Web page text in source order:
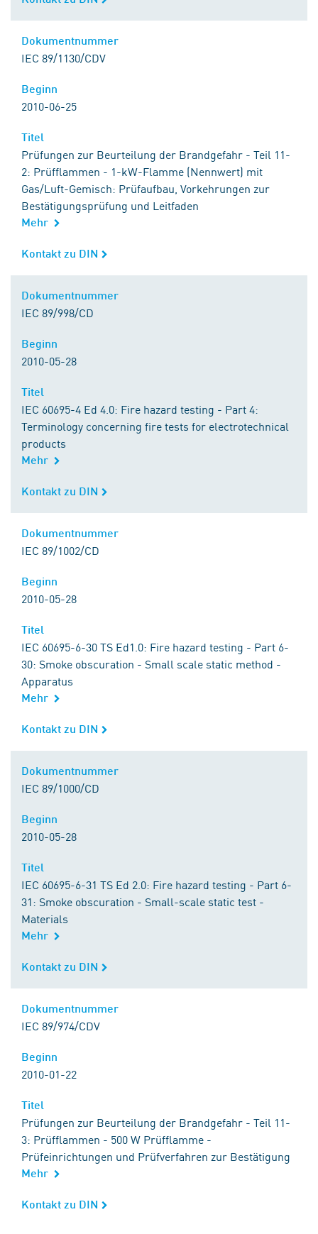
Dokumentnummer
IEC 89/1130/CDV
Beginn
2010-06-25
Titel
Prüfungen zur Beurteilung der Brandgefahr - Teil 11-
2: Prüfflammen - 1-kW-Flamme (Nennwert) mit
Gas/Luft-Gemisch: Prüfaufbau, Vorkehrungen zur
Bestätigungsprüfung und Leitfaden
Mehr
Kontakt zu DIN
Kontakt zu DIN
Dokumentnummer
IEC 89/998/CD
Beginn
2010-05-28
Titel
IEC 60695-4 Ed 4.0: Fire hazard testing - Part 4:
Terminology concerning fire tests for electrotechnical
products
Mehr
Kontakt zu DIN
Kontakt zu DIN
Dokumentnummer
IEC 89/1002/CD
Beginn
2010-05-28
Titel
IEC 60695-6-30 TS Ed1.0: Fire hazard testing - Part 6-
30: Smoke obscuration - Small scale static method -
Apparatus
Mehr
Kontakt zu DIN
Kontakt zu DIN
Dokumentnummer
IEC 89/1000/CD
Beginn
2010-05-28
Titel
IEC 60695-6-31 TS Ed 2.0: Fire hazard testing - Part 6-
31: Smoke obscuration - Small-scale static test -
Materials
Mehr
Kontakt zu DIN
Kontakt zu DIN
Dokumentnummer
IEC 89/974/CDV
Beginn
2010-01-22
Titel
Prüfungen zur Beurteilung der Brandgefahr - Teil 11-
3: Prüfflammen - 500 W Prüfflamme -
Prüfeinrichtungen und Prüfverfahren zur Bestätigung
Mehr
Kontakt zu DIN
Kontakt zu DIN